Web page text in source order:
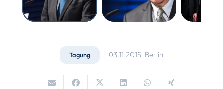
Tagung 03.11.2015 Berlin